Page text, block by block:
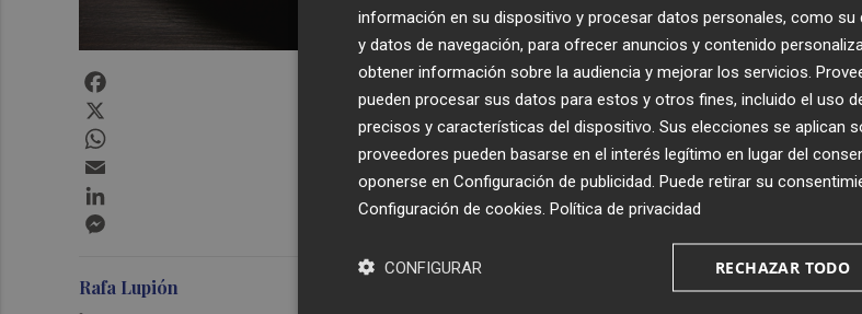
Rafa Lupión
información en su dispositivo y procesar datos personales, como su
y datos de navegación, para ofrecer anuncios y contenido
obtener información sobre la audiencia y mejorar los servicios.
pueden procesar sus datos para estos y otros fines, incluido el uso
precisos y características del dispositivo. Sus elecciones se aplican
proveedores pueden basarse en el interés legítimo en lugar del
oponerse en Configuración de publicidad . Puede retirar su
Configuración de cookies Política de privacidad
RECHAZAR TODO
CONFIGURAR